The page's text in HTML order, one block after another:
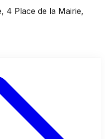
4 Place de la Mairie,